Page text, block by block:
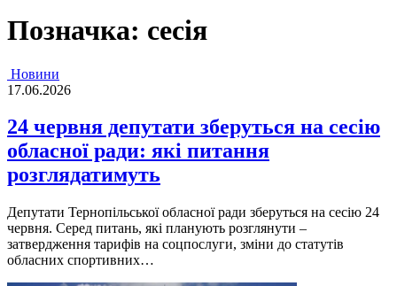
Позначка: сесія
Новини
17.06.2026
24 червня депутати зберуться на сесію
обласної ради: які питання
розглядатимуть
Депутати Тернопільської обласної ради зберуться на сесію 24
червня. Серед питань, які планують розглянути –
затвердження тарифів на соцпослуги, зміни до статутів
обласних спортивних…